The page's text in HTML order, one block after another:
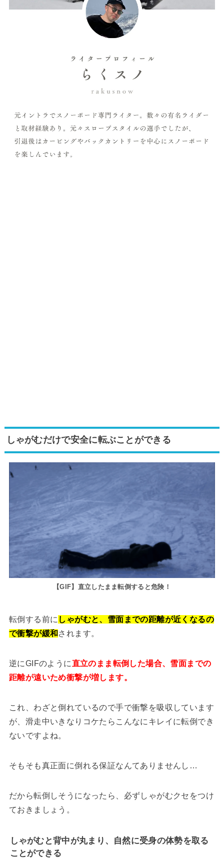
しゃがむだけで安全に転ぶことができる
【GIF】直立したまま転倒すると危険！
転倒する前に しゃがむと、雪面までの距離が近くなるの
で衝撃が緩和 されます。
逆にGIFのように直立のまま転倒した場合、雪面までの
距離が遠いため衝撃が増します。
これ、わざと倒れているので手で衝撃を吸収しています
が、滑走中いきなりコケたらこんなにキレイに転倒でき
ないですよね。
そもそも真正面に倒れる保証なんてありませんし…
だから転倒しそうになったら、必ずしゃがむクセをつけ
ておきましょう。
しゃがむと背中が丸まり、自然に受身の体勢を取る
ことができる